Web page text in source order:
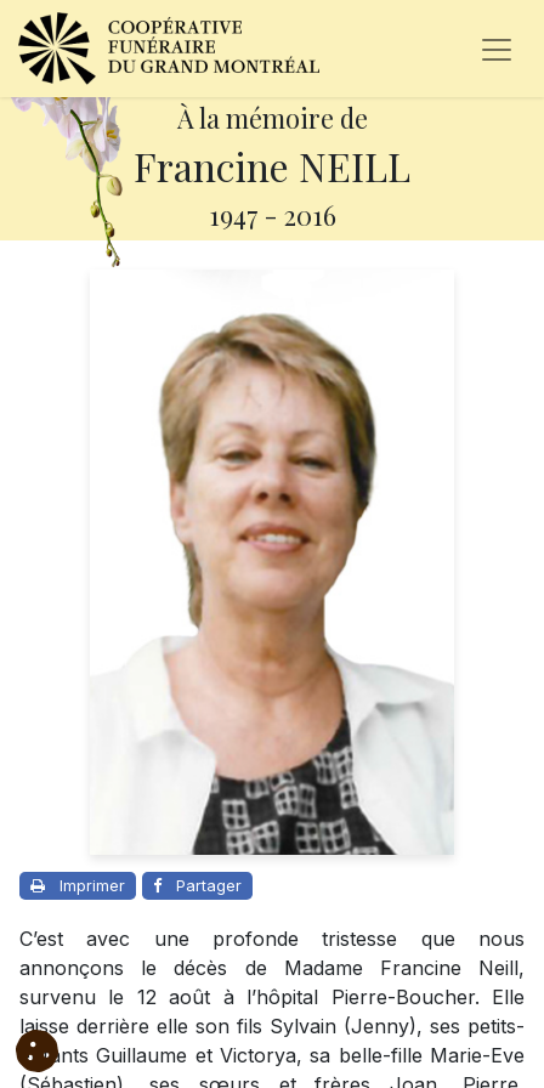
À la mémoire de
Francine NEILL
1947 - 2016
Imprimer Partager
C’est avec une profonde tristesse que nous
annonçons le décès de Madame Francine Neill,
survenu le 12 août à l’hôpital Pierre-Boucher. Elle
laisse derrière elle son fils Sylvain (Jenny), ses petits-
enfants Guillaume et Victorya, sa belle-fille Marie-Eve